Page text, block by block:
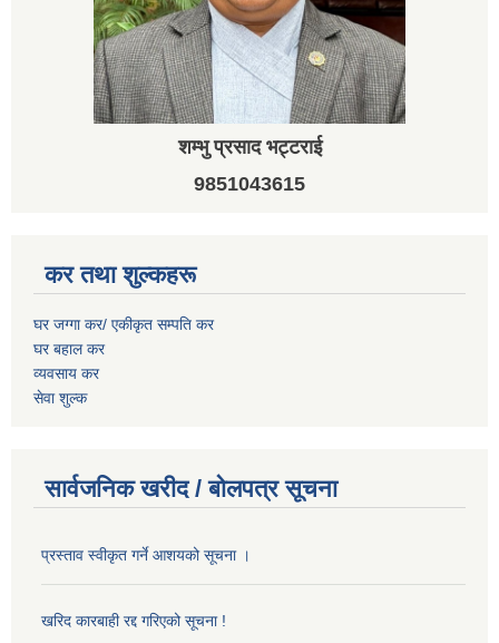
शम्भु प्रसाद भट्टराई
9851043615
कर तथा शुल्कहरू
घर जग्गा कर/ एकीकृत सम्पति कर
घर बहाल कर
व्यवसाय कर
सेवा शुल्क
सार्वजनिक खरीद / बोलपत्र सूचना
प्रस्ताव स्वीकृत गर्ने आशयको सूचना ।
खरिद कारबाही रद्द गरिएको सूचना !